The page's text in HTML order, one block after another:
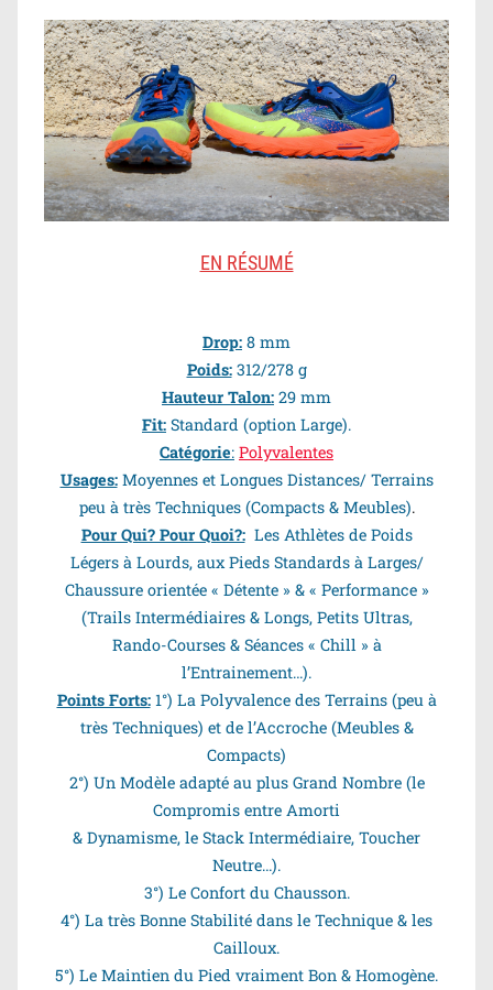
EN RÉSUMÉ
Drop: 8 mm
Poids:312/278 g
Hauteur Talon: 29 mm
Fit: Standard (option Large).
Catégorie: Polyvalentes
Usages:Moyennes et Longues Distances/ Terrains
peu à très Techniques (Compacts & Meubles).
Pour Qui? Pour Quoi?:Les Athlètes de Poids
Légers à Lourds, aux Pieds Standards à Larges/
Chaussure orientée « Détente » & « Performance »
(Trails Intermédiaires & Longs, Petits Ultras,
Rando-Courses & Séances « Chill » à
l’Entrainement…).
Points Forts:1°) La Polyvalence des Terrains (peu à
très Techniques) et de l’Accroche (Meubles &
Compacts)
2°) Un Modèle adapté au plus Grand Nombre (le
Compromis entre Amorti
& Dynamisme, le Stack Intermédiaire, Toucher
Neutre…).
3°) Le Confort du Chausson.
4°) La très Bonne Stabilité dans le Technique & les
Cailloux.
5°) Le Maintien du Pied vraiment Bon & Homogène.